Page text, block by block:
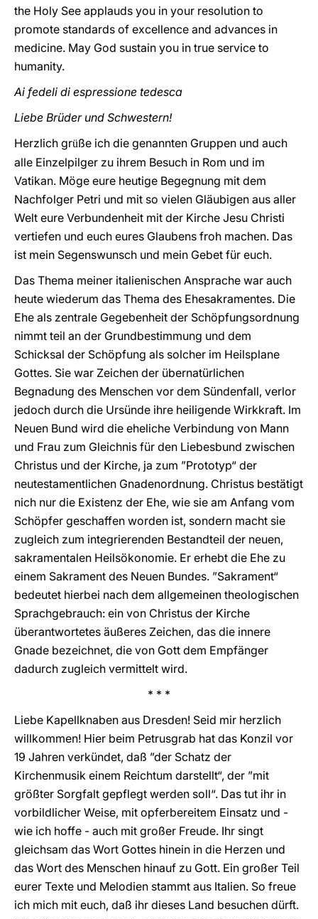
the Holy See applauds you in your resolution to
promote standards of excellence and advances in
medicine. May God sustain you in true service to
humanity.
Ai fedeli di espressione tedesca
Liebe Brüder und Schwestern!
Herzlich grüße ich die genannten Gruppen und auch
alle Einzelpilger zu ihrem Besuch in Rom und im
Vatikan. Möge eure heutige Begegnung mit dem
Nachfolger Petri und mit so vielen Gläubigen aus aller
Welt eure Verbundenheit mit der Kirche Jesu Christi
vertiefen und euch eures Glaubens froh machen. Das
ist mein Segenswunsch und mein Gebet für euch.
Das Thema meiner italienischen Ansprache war auch
heute wiederum das Thema des Ehesakramentes. Die
Ehe als zentrale Gegebenheit der Schöpfungsordnung
nimmt teil an der Grundbestimmung und dem
Schicksal der Schöpfung als solcher im Heilsplane
Gottes. Sie war Zeichen der übernatürlichen
Begnadung des Menschen vor dem Sündenfall, verlor
jedoch durch die Ursünde ihre heiligende Wirkkraft. Im
Neuen Bund wird die eheliche Verbindung von Mann
und Frau zum Gleichnis für den Liebesbund zwischen
Christus und der Kirche, ja zum ”Prototyp“ der
neutestamentlichen Gnadenordnung. Christus bestätigt
nich nur die Existenz der Ehe, wie sie am Anfang vom
Schöpfer geschaffen worden ist, sondern macht sie
zugleich zum integrierenden Bestandteil der neuen,
sakramentalen Heilsökonomie. Er erhebt die Ehe zu
einem Sakrament des Neuen Bundes. ”Sakrament“
bedeutet hierbei nach dem allgemeinen theologischen
Sprachgebrauch: ein von Christus der Kirche
überantwortetes äußeres Zeichen, das die innere
Gnade bezeichnet, die von Gott dem Empfänger
dadurch zugleich vermittelt wird.
* * *
Liebe Kapellknaben aus Dresden! Seid mir herzlich
willkommen! Hier beim Petrusgrab hat das Konzil vor
19 Jahren verkündet, daß ”der Schatz der
Kirchenmusik einem Reichtum darstellt“, der ”mit
größter Sorgfalt gepflegt werden soll“. Das tut ihr in
vorbildlicher Weise, mit opferbereitem Einsatz und -
wie ich hoffe - auch mit großer Freude. Ihr singt
gleichsam das Wort Gottes hinein in die Herzen und
das Wort des Menschen hinauf zu Gott. Ein großer Teil
eurer Texte und Melodien stammt aus Italien. So freue
ich mich mit euch, daß ihr dieses Land besuchen dürft.